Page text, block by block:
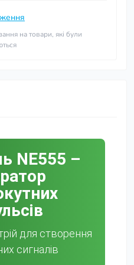
на товари, які були
NE555 –
для створення
сигналів